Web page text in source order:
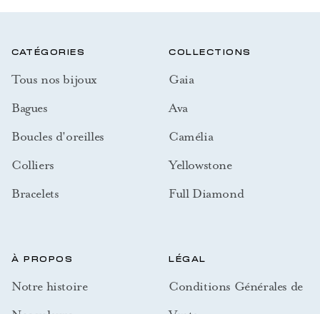
CATÉGORIES
Tous nos bijoux
Bagues
Boucles d'oreilles
Colliers
Bracelets
COLLECTIONS
Gaia
Ava
Camélia
Yellowstone
Full Diamond
À PROPOS
Notre histoire
LÉGAL
Conditions Générales de